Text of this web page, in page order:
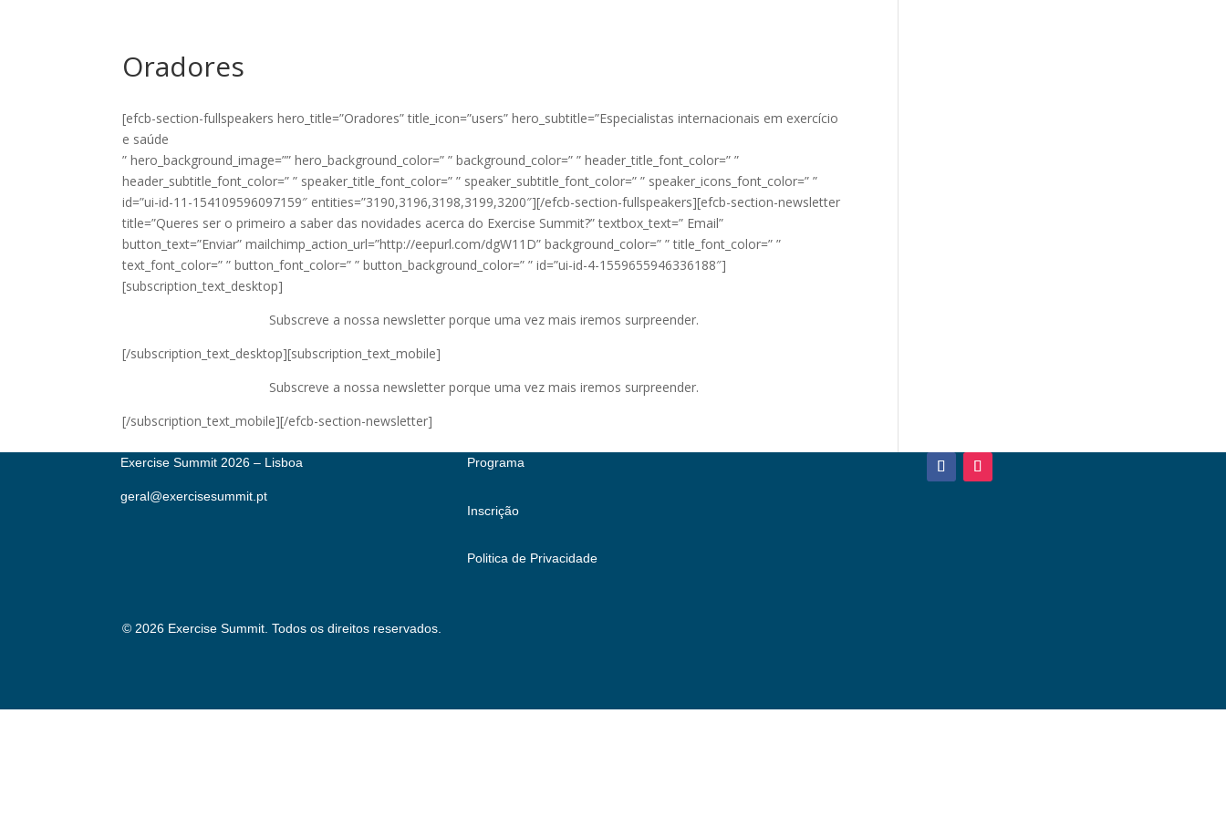
Oradores
[efcb-section-fullspeakers hero_title=”Oradores” title_icon=”users” hero_subtitle=”Especialistas internacionais em exercício
e saúde
” hero_background_image=”” hero_background_color=” ” background_color=” ” header_title_font_color=” ”
header_subtitle_font_color=” ” speaker_title_font_color=” ” speaker_subtitle_font_color=” ” speaker_icons_font_color=” ”
id=”ui-id-11-154109596097159″ entities=”3190,3196,3198,3199,3200″][/efcb-section-fullspeakers][efcb-section-newsletter
title=”Queres ser o primeiro a saber das novidades acerca do Exercise Summit?” textbox_text=” Email”
button_text=”Enviar” mailchimp_action_url=”http://eepurl.com/dgW11D” background_color=” ” title_font_color=” ”
text_font_color=” ” button_font_color=” ” button_background_color=” ” id=”ui-id-4-1559655946336188″]
[subscription_text_desktop]
Subscreve a nossa newsletter porque uma vez mais iremos surpreender.
[/subscription_text_desktop][subscription_text_mobile]
Subscreve a nossa newsletter porque uma vez mais iremos surpreender.
[/subscription_text_mobile][/efcb-section-newsletter]
Exercise Summit 2026 – Lisboa
geral@exercisesummit.pt
Programa
Inscrição
Politica de Privacidade
© 2026 Exercise Summit. Todos os direitos reservados.